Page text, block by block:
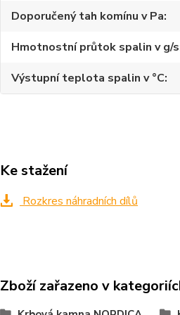
Doporučený tah komínu v Pa
Hmotnostní průtok spalin v g/s
Výstupní teplota spalin v °C
Ke stažení
Rozkres náhradních dílů
Zboží zařazeno v